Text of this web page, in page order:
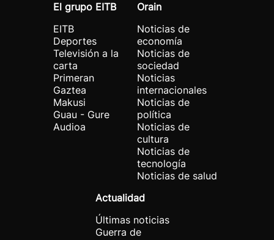
El grupo EITB
EITB
Deportes
Televisión a la
carta
Primeran
Gaztea
Makusi
Guau - Gure
Audioa
Orain
Noticias de
economía
Noticias de
sociedad
Noticias
internacionales
Noticias de
política
Noticias de
cultura
Noticias de
tecnología
Noticias de salud
Actualidad
Últimas noticias
Guerra de